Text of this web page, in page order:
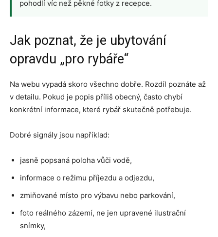
pohodlí víc než pěkné fotky z recepce.
Jak poznat, že je ubytování
opravdu „pro rybáře“
Na webu vypadá skoro všechno dobře. Rozdíl poznáte až
v detailu. Pokud je popis příliš obecný, často chybí
konkrétní informace, které rybář skutečně potřebuje.
Dobré signály jsou například:
jasně popsaná poloha vůči vodě,
informace o režimu příjezdu a odjezdu,
zmiňované místo pro výbavu nebo parkování,
foto reálného zázemí, ne jen upravené ilustrační
snímky,